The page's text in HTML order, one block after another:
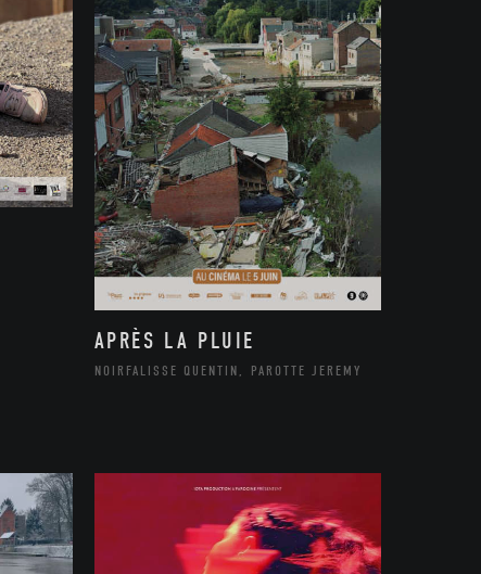
APRÈS LA PLUIE
NOIRFALISSE QUENTIN, PAROTTE JEREMY